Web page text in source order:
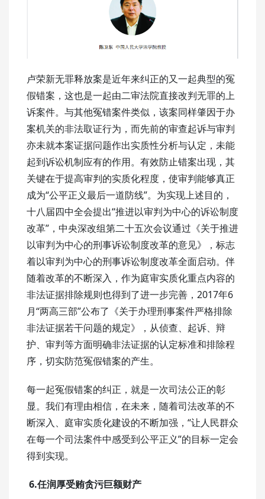
卢荣新无罪释放案是近年来纠正的又一起典型的冤
假错案，这也是一起由二审法院直接改判无罪的上
诉案件。与其他冤错案件类似，该案同样肇因于办
案机关的非法取证行为，而先前的审查起诉与审判
亦未就本案证据问题作出实质性分析与认定，未能
起到诉讼机制应有的作用。有效防止错案出现，其
关键在于提高审判的实质化程度，使审判能够真正
成为“公平正义最后一道防线”。为实现上述目的，
十八届四中全会提出“推进以审判为中心的诉讼制度
改革”，中央深改组第二十五次会议通过《关于推进
以审判为中心的刑事诉讼制度改革的意见》，标志
着以审判为中心的刑事诉讼制度改革全面启动。伴
随着改革的不断深入，作为庭审实质化重点内容的
非法证据排除规则也得到了进一步完善，2017年6
月“两高三部”公布了《关于办理刑事案件严格排除
非法证据若干问题的规定》，从侦查、起诉、辩
护、审判等方面明确非法证据的认定标准和排除程
序，切实防范冤假错案的产生。
每一起冤假错案的纠正，就是一次司法公正的彰
显。我们有理由相信，在未来，随着司法改革的不
断深入、庭审实质化建设的不断加强，“让人民群众
在每一个司法案件中感受到公平正义”的目标一定会
得到实现。
6.任润厚受贿贪污巨额财产